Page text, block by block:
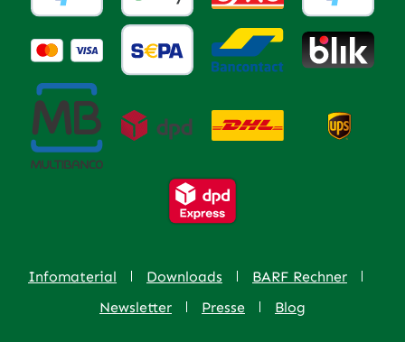
Infomaterial Downloads
BARF Rechner
Newsletter
Presse Blog